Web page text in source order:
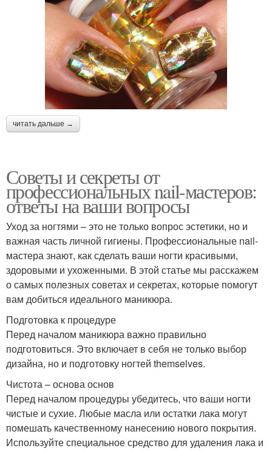
читать дальше →
Советы и секреты от
профессиональных nail-мастеров:
ответы на ваши вопросы
Уход за ногтями – это не только вопрос эстетики, но и
важная часть личной гигиены. Профессиональные nail-
мастера знают, как сделать ваши ногти красивыми,
здоровыми и ухоженными. В этой статье мы расскажем
о самых полезных советах и секретах, которые помогут
вам добиться идеального маникюра.
Подготовка к процедуре
Перед началом маникюра важно правильно
подготовиться. Это включает в себя не только выбор
дизайна, но и подготовку ногтей themselves.
Чистота – основа основ
Перед началом процедуры убедитесь, что ваши ногти
чистые и сухие. Любые масла или остатки лака могут
помешать качественному нанесению нового покрытия.
Используйте специальное средство для удаления лака и